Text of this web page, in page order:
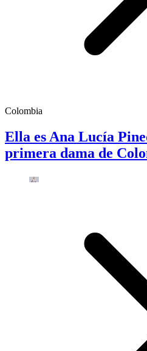
Colombia
Ella es Ana Lucía
primera dama de